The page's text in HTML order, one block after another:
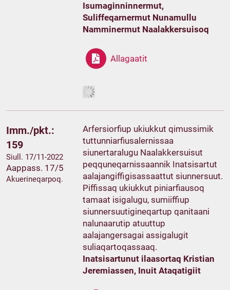
Isumaginninnermut,
Suliffeqarnermut Nunamullu
Namminermut Naalakkersuisoq
Allagaatit
Imm./pkt.:
159
Siull. 17/11-2022
Aappass. 17/5
Akuerineqarpoq.
Arfersiorfiup ukiukkut qimussimik
tuttunniarfiusalernissaa
siunertaralugu Naalakkersuisut
peqquneqarnissaannik Inatsisartut
aalajangiffigisassaattut siunnersuut.
Piffissaq ukiukkut piniarfiausoq
tamaat isigalugu, sumiiffiup
siunnersuutigineqartup qanitaani
nalunaarutip atuuttup
aalajangersagai assigalugit
suliaqartoqassaaq.
Inatsisartunut ilaasortaq Kristian
Jeremiassen, Inuit Ataqatigiit